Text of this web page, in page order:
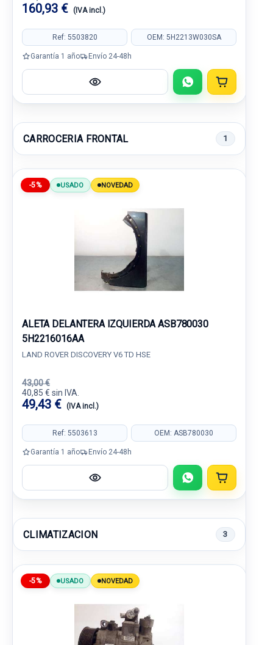
160,93 € (IVA incl.)
Ref: 5503820 OEM: 5H2213W030SA
Garantía 1 año Envío 24-48h
CARROCERIA FRONTAL 1
-5% USADO NOVEDAD
ALETA DELANTERA IZQUIERDA ASB780030
5H2216016AA
LAND ROVER DISCOVERY V6 TD HSE
43,00 €
40,85 € sin IVA.
49,43 € (IVA incl.)
Ref: 5503613 OEM: ASB780030
Garantía 1 año Envío 24-48h
CLIMATIZACION 3
-5% USADO NOVEDAD